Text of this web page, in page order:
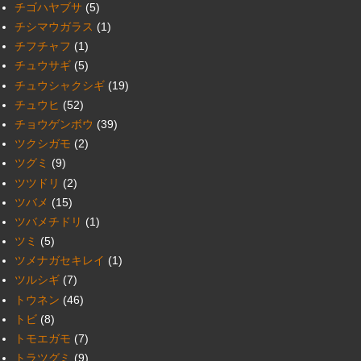
チゴハヤブサ (5)
チシマウガラス (1)
チフチャフ (1)
チュウサギ (5)
チュウシャクシギ (19)
チュウヒ (52)
チョウゲンボウ (39)
ツクシガモ (2)
ツグミ (9)
ツツドリ (2)
ツバメ (15)
ツバメチドリ (1)
ツミ (5)
ツメナガセキレイ (1)
ツルシギ (7)
トウネン (46)
トビ (8)
トモエガモ (7)
トラツグミ (9)